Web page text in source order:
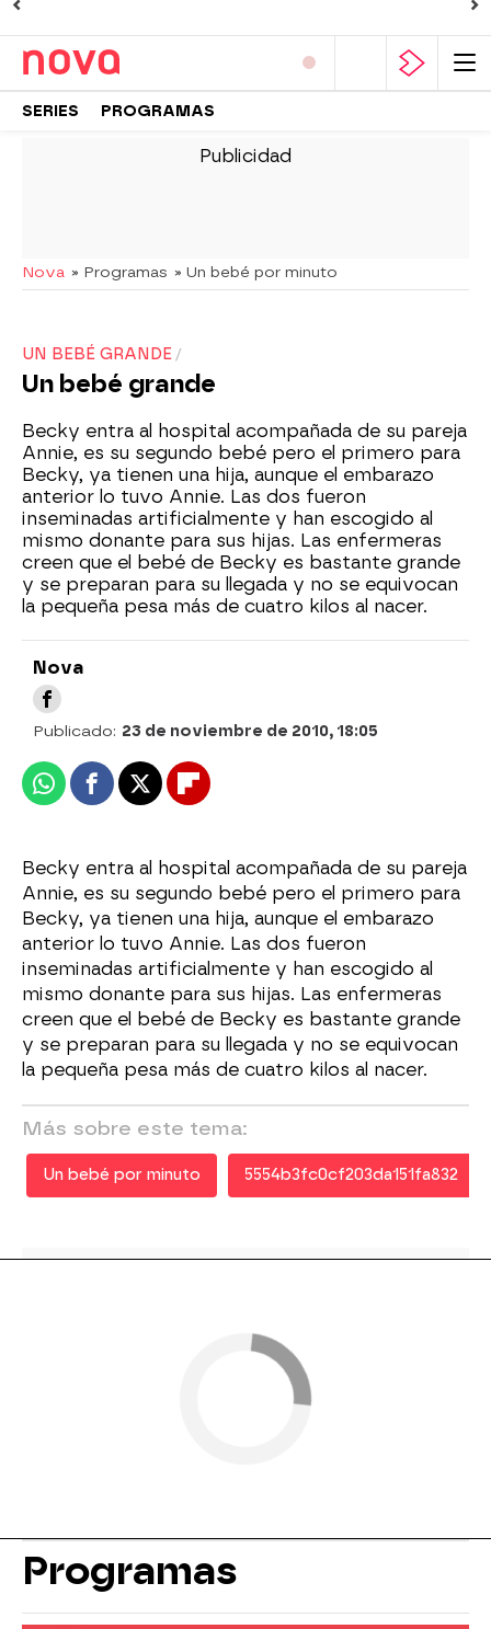
SERIES PROGRAMAS
Nova » Programas » Un bebé por minuto
UN BEBÉ GRANDE
Un bebé grande
Becky entra al hospital acompañada de su pareja
Annie, es su segundo bebé pero el primero para
Becky, ya tienen una hija, aunque el embarazo
anterior lo tuvo Annie. Las dos fueron
inseminadas artificialmente y han escogido al
mismo donante para sus hijas. Las enfermeras
creen que el bebé de Becky es bastante grande
y se preparan para su llegada y no se equivocan
la pequeña pesa más de cuatro kilos al nacer.
Nova
Publicado: 23 de noviembre de 2010, 18:05
WhatsappFacebook
X Flipboard
Becky entra al hospital acompañada de su pareja
Annie, es su segundo bebé pero el primero para
Becky, ya tienen una hija, aunque el embarazo
anterior lo tuvo Annie. Las dos fueron
inseminadas artificialmente y han escogido al
mismo donante para sus hijas. Las enfermeras
creen que el bebé de Becky es bastante grande
y se preparan para su llegada y no se equivocan
la pequeña pesa más de cuatro kilos al nacer.
Más sobre este tema:
Un bebé por minuto 5554b3fc0cf203da151fa832
Programas